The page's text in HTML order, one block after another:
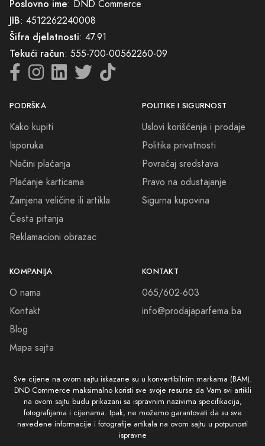
Poslovno ime: DND Commerce
JIB: 4512262240008
Šifra djelatnosti: 47.91
Tekući račun: 555-700-00562260-09
PODRŠKA
Kako kupiti
Isporuka
Načini plaćanja
Plaćanje karticama
Zamjena veličine ili artikla
Česta pitanja
Reklamacioni obrazac
POLITIKE I SIGURNOST
Uslovi korišćenja i prodaje
Politika privatnosti
Povraćaj sredstava
Pravo na odustajanje
Sigurna kupovina
KOMPANIJA
O nama
Kontakt
Blog
Mapa sajta
KONTAKT
065/602-603
info@prodajaparfema.ba
Sve cijene na ovom sajtu iskazane su u konvertibilnim markama (BAM).
DND Commerce maksimalno koristi sve svoje resurse da Vam svi artikli
na ovom sajtu budu prikazani sa ispravnim nazivima specifikacija,
fotografijama i cijenama. Ipak, ne možemo garantovati da su sve
navedene informacije i fotografije artikala na ovom sajtu u potpunosti
ispravne